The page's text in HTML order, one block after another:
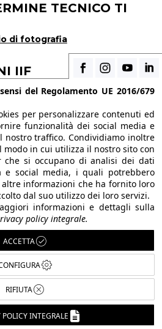
TECNICO TI
di fotografia
IIF
essere uno studente di IIF
di Fotografia® srl, Via
Milano | Tel 02/58107623
58107139
| PECiifmilano@pec.it|
sociale € 10.400,00 I.V.
sono utilizzate su licenza dei
Powered byShareNow!.
Italiano
del Regolamento UE 2016/679
per personalizzare contenuti ed
funzionalità dei social media e
nostro traffico. Condividiamo inoltre
modo in cui utilizza il nostro sito con
si occupano di analisi dei dati
e social media, i quali potrebbero
informazioni che ha fornito loro
dal suo utilizzo dei loro servizi.
informazioni e dettagli sulla
policy integrale.
ACCETTA
RIFIUTA
POLICY INTEGRALE